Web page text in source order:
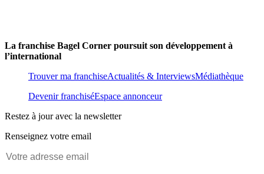
La franchise Bagel Corner poursuit son développement à
l’international
Trouver ma franchiseActualités & InterviewsMédiathèque
Devenir franchiséEspace annonceur
Restez à jour avec la newsletter
Renseignez votre email